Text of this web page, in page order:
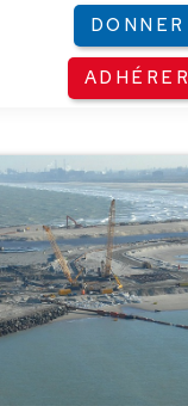
DONNER
ADHÉRER
cookies